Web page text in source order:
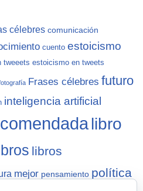
célebres comunicación
cuento estoicismo
tweeets estoicismo en tweets
Frases célebres futuro
inteligencia artificial
libro
libros
mejor pensamiento política